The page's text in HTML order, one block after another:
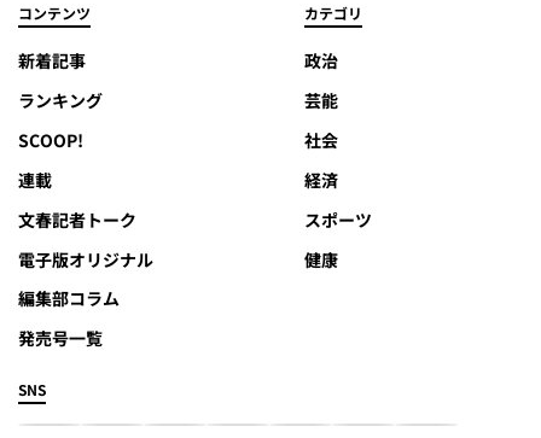
コンテンツ
新着記事
ランキング
SCOOP!
連載
文春記者トーク
電子版オリジナル
編集部コラム
発売号一覧
カテゴリ
政治
芸能
社会
経済
スポーツ
健康
SNS